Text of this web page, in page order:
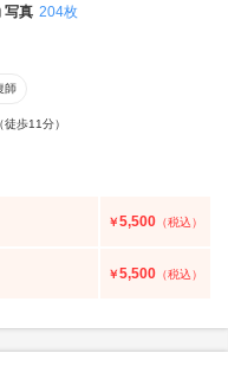
写真 204枚
師
歩11分）
￥5,500 （税込）
￥5,500 （税込）